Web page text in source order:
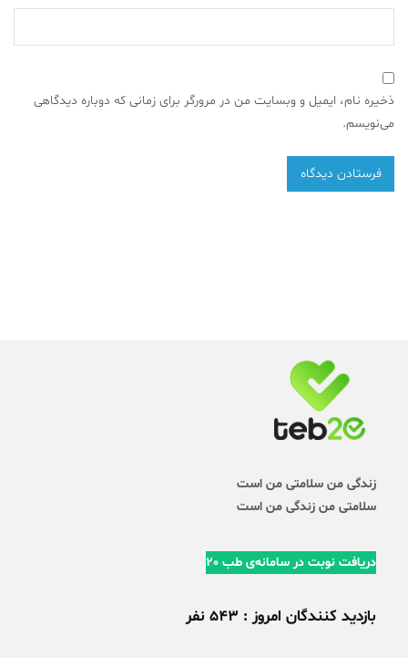
ذخیره نام، ایمیل و وبسایت من در مرورگر برای زمانی که دوباره دیدگاهی
می‌نویسم.
زندگی من سلامتی من است
سلامتی من زندگی من است
دریافت نوبت در سامانه‌ی طب 20
بازدید کنندگان امروز : 543 نفر